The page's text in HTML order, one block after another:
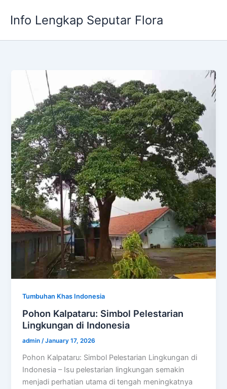
Info Lengkap Seputar Flora
Tumbuhan Khas Indonesia
Pohon Kalpataru: Simbol Pelestarian
Lingkungan di Indonesia
admin/January 17, 2026
Pohon Kalpataru: Simbol Pelestarian Lingkungan di
Indonesia – Isu pelestarian lingkungan semakin
menjadi perhatian utama di tengah meningkatnya